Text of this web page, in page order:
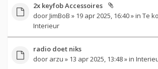
2x keyfob Accessoires
doorJimBoB » 19 apr 2025, 16:40 » in Te
Interieur
radio doet niks
door arzu » 13 apr 2025, 13:48 » in